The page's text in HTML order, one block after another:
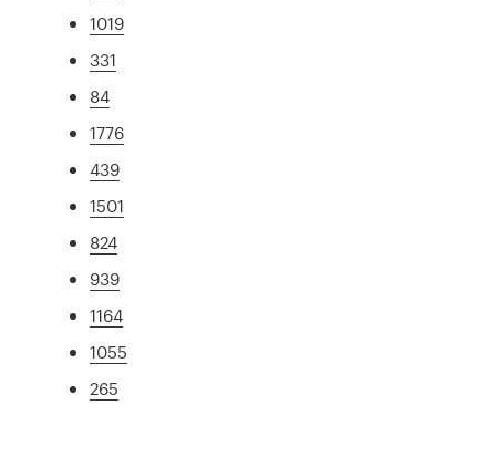
1019
331
84
1776
439
1501
824
939
1164
1055
265